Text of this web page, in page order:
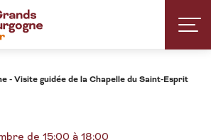
- Visite guidée de la Chapelle du Saint-Esprit
de 15:00 à 18:00